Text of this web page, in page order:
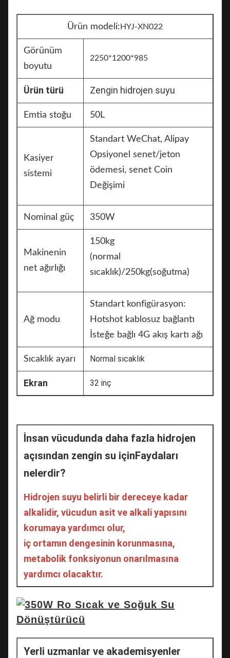
Ürün modeli:HYJ-XN022
Görünüm
boyutu
2250*1200*985
Ürün türü Zengin hidrojen suyu
Emtia stoğu 50L
Kasiyer
sistemi
Standart WeChat, Alipay
Opsiyonel senet/jeton
ödemesi, senet Coin
Değişimi
Nominal güç 350W
Makinenin
net ağırlığı
150kg
(normal
sıcaklık)/250kg(soğutma)
Ağ modu
Standart konfigürasyon:
Hotshot kablosuz bağlantı
İsteğe bağlı 4G akış kartı ağı
Sıcaklık ayarı Normal sıcaklık
Ekran 32 inç
İnsan vücudunda daha fazla hidrojen
açısından zengin su içinFaydaları
nelerdir?
Hidrojen suyu belirli bir dereceye kadar
alkalidir, vücudun asit ve alkali yapısını
korumaya yardımcı olur,
iç ortamın dengesinin korunmasına,
metabolik fonksiyonun onarılmasına
yardımcı olacaktır.
Yerli uzmanlar ve akademisyenler